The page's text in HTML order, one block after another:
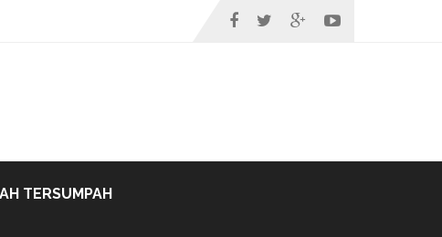
TERSUMPAH